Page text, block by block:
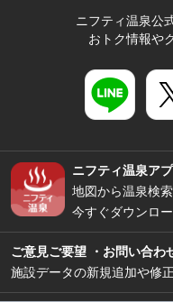
ニフティ温泉公
おトク情報や
ニフティ温泉アプ
地図から温泉検
今すぐダウンロー
ご意見ご要望 ・お問い合わ
施設データの新規追加や修